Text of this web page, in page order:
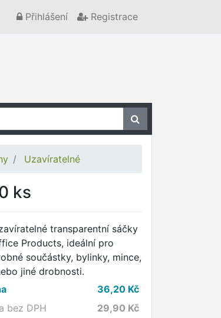
Přihlášení Registrace
Uzavíratelné
ks
transparentní sáčky
Products, ideální pro
součástky, bylinky, mince,
jiné drobnosti.
36,20Kč
bez DPH
29,90 Kč